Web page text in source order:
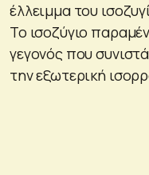
έλλειμμα του
Το ισοζύγιο
γεγονός που
την εξωτερική